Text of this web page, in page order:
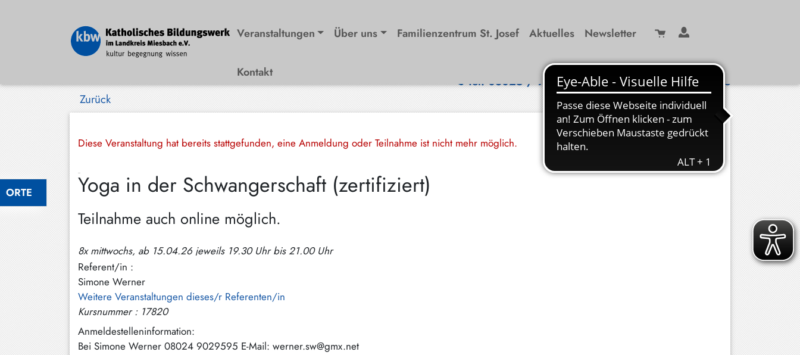
ORTE
Veranstaltungen Über uns Familienzentrum St. Josef Aktuelles Newsletter
Kontakt
Tel. 08025 / 99 29-0
info(at)kbw-miesbach.de
Zurück
Diese Veranstaltung hat bereits stattgefunden, eine Anmeldung oder Teilnahme ist nicht mehr möglich.
Yoga in der Schwangerschaft (zertifiziert)
Teilnahme auch online möglich.
8x mittwochs, ab 15.04.26 jeweils 19.30 Uhr bis 21.00 Uhr
Referent/in :
Simone Werner
Weitere Veranstaltungen dieses/r Referenten/in
Kursnummer : 17820
Anmeldestelleninformation:
Bei Simone Werner 08024 9029595 E-Mail: werner.sw@gmx.net
Wiessee
Bayrischzell
Darching
Elbach
Gmund
Großhartpenning
Hausham
Holzkirchen
Hundham
Irschenberg
Kreuth
Leitzachtal